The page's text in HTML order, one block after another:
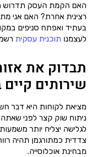
האם הקמת העסק תדרוש
רצינית אחרת? האם אני
בעתיד ואפתח סניפים
לעצמנו תוכנית עסקית
תבדוק את
שירותים
מציאת לקוחות היא דבר
ניתוח שוק קצר לפני
לגלישה יצליח יותר
צדדית כמתורגמן תהיה
מבחינת אוכלוסייה.